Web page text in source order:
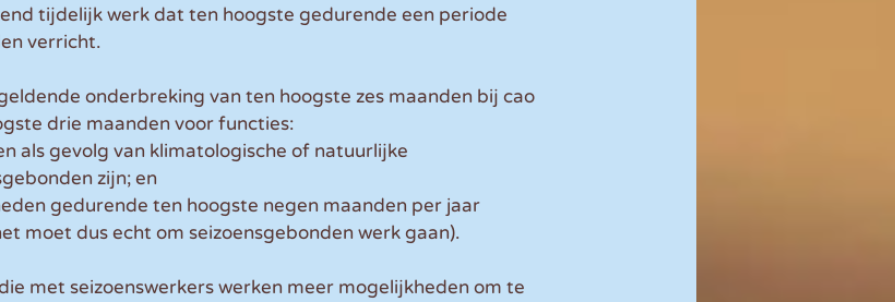
tijdelijk werk dat ten hoogste gedurende een periode
verricht.
onderbreking van ten hoogste zes maanden bij cao
drie maanden voor functies:
als gevolg van klimatologische of natuurlijke
zijn; en
gedurende ten hoogste negen maanden per jaar
moet dus echt om seizoensgebonden werk gaan).
met seizoenswerkers werken meer mogelijkheden om te